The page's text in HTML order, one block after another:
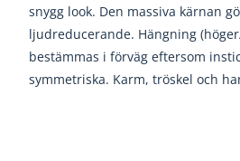
snygg look. Den massiva kärnan
ljudreducerande. Hängning
bestämmas i förväg eftersom
symmetriska. Karm, tröskel och